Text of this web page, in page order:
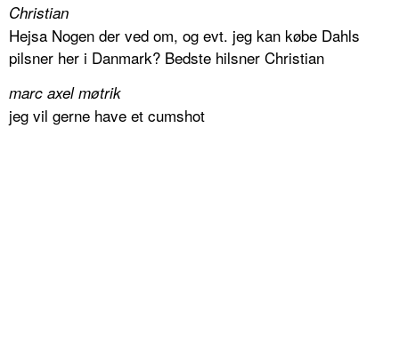
Christian
Hejsa Nogen der ved om, og evt. jeg kan købe Dahls
pilsner her i Danmark? Bedste hilsner Christian
marc axel møtrik
jeg vil gerne have et cumshot